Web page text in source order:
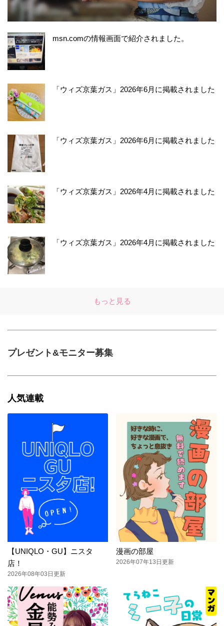
msn.comの情報画面で紹介されました。
「ウィズ京葉ガス」2026年6月に掲載されました
「ウィズ京葉ガス」2026年6月に掲載されました
「ウィズ京葉ガス」2026年4月に掲載されました
「ウィズ京葉ガス」2026年4月に掲載されました
もっと見る
プレゼント&モニター募集
人気連載
【UNIQLO・GU】ニスタ
店！
2026年08年03日更新
漫画の部屋
2026年07年13日更新